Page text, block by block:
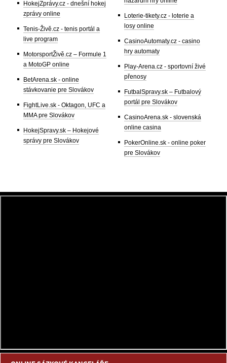
HokejZprávy.cz - dnešní hokej
zprávy online
Tenis-Živě.cz - tenis portál a
live program
MotorsportŽivě.cz – Formule 1
a MotoGP online
BetArena.sk - online
stávkovanie pre Slovákov
FightLive.sk - Oktagon, UFC a
MMA pre Slovákov
HokejSpravy.sk – Hokejové
správy pre Slovákov
Loterie-tikety.cz - loterie a
losy online
CasinoAutomaty.cz - casino
hry automaty
Play-Arena.cz - sportovní živé
přenosy
FutbalSpravy.sk – Futbalový
portál pre Slovákov
CasinoArena.sk - slovenská
online casina
PokerOnline.sk - online poker
pre Slovákov